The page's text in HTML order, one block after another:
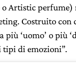
Artistic perfume)
Costruito
‘uomo’ o più
tipi di emozioni”.